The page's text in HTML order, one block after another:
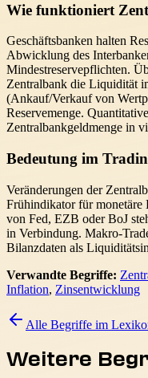
Wie funktioniert
Geschäftsbanken halten
Abwicklung des
Mindestreservepflichten.
Zentralbank die Liquidität
(Ankauf/Verkauf von
Reservemenge.
Zentralbankgeldmenge in
Bedeutung im
Veränderungen der
Frühindikator für monetäre
von Fed, EZB oder BoJ
in Verbindung. Makro-
Bilanzdaten als
Verwandte Begriffe:
Inflation, Zinsentwicklung
Alle Begriffe im
Weitere